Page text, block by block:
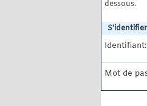
dessous.
S'identifier
Identifiant:
Mot de